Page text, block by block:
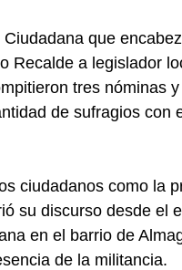
que
Recalde a legislador
tres nóminas
de sufragios con
ciudadanos como la
su discurso desde el
en el barrio de
de la militancia.